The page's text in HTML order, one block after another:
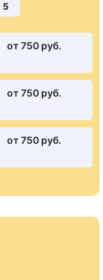
5
от 750 pуб.
от 750 pуб.
от 750 pуб.